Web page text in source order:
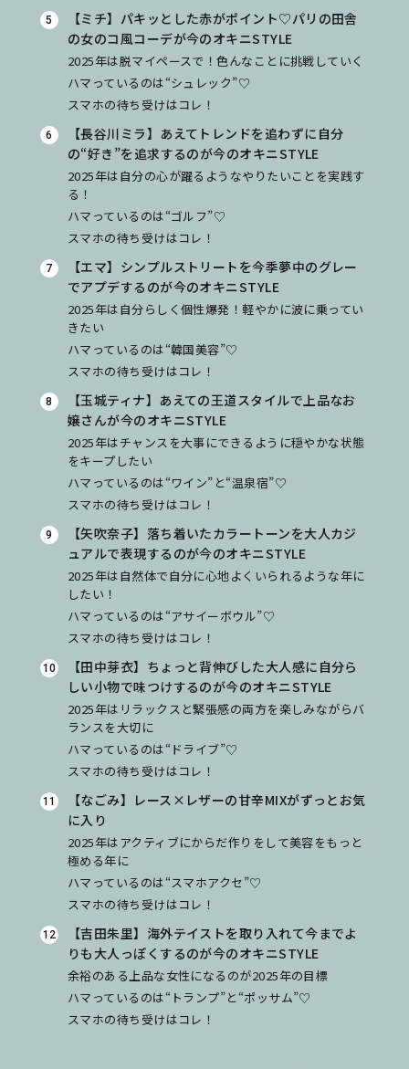
【ミチ】パキッとした赤がポイント♡パリの田舎
の女のコ風コーデが今のオキニSTYLE
2025年は脱マイペースで！色んなことに挑戦していく
ハマっているのは“シュレック”♡
スマホの待ち受けはコレ！
【長谷川ミラ】あえてトレンドを追わずに自分
の“好き”を追求するのが今のオキニSTYLE
2025年は自分の心が躍るようなやりたいことを実践す
る！
ハマっているのは“ゴルフ”♡
スマホの待ち受けはコレ！
【エマ】シンプルストリートを今季夢中のグレー
でアプデするのが今のオキニSTYLE
2025年は自分らしく個性爆発！軽やかに波に乗ってい
きたい
ハマっているのは“韓国美容”♡
スマホの待ち受けはコレ！
【玉城ティナ】あえての王道スタイルで上品なお
嬢さんが今のオキニSTYLE
2025年はチャンスを大事にできるように穏やかな状態
をキープしたい
ハマっているのは“ワイン”と“温泉宿”♡
スマホの待ち受けはコレ！
【矢吹奈子】落ち着いたカラートーンを大人カジ
ュアルで表現するのが今のオキニSTYLE
2025年は自然体で自分に心地よくいられるような年に
したい！
ハマっているのは“アサイーボウル”♡
スマホの待ち受けはコレ！
【田中芽衣】ちょっと背伸びした大人感に自分ら
しい小物で味つけするのが今のオキニSTYLE
2025年はリラックスと緊張感の両方を楽しみながらバ
ランスを大切に
ハマっているのは“ドライブ”♡
スマホの待ち受けはコレ！
【なごみ】レース×レザーの甘辛MIXがずっとお気
に入り
2025年はアクティブにからだ作りをして美容をもっと
極める年に
ハマっているのは“スマホアクセ”♡
スマホの待ち受けはコレ！
【吉田朱里】海外テイストを取り入れて今までよ
りも大人っぽくするのが今のオキニSTYLE
余裕のある上品な女性になるのが2025年の目標
ハマっているのは“トランプ”と“ポッサム”♡
スマホの待ち受けはコレ！